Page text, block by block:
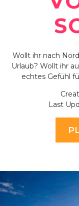
Wollt ihr nach
Urlaub? Wollt ihr
echtes Gefühl
Last